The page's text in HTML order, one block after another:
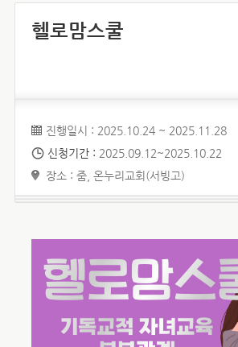
헬로맘스쿨
진행일시 : 2025.10.24 ~ 2025.11.28
신청기간 : 2025.09.12~2025.10.22
장소 : 줌, 온누리교회(서빙고)